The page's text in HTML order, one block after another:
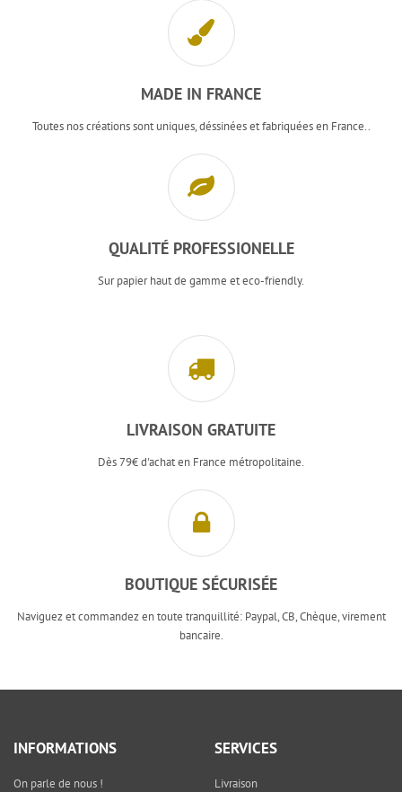
MADE IN FRANCE
Toutes nos créations sont uniques, déssinées et fabriquées en France..
QUALITÉ PROFESSIONELLE
Sur papier haut de gamme et eco-friendly.
LIVRAISON GRATUITE
Dès 79€ d'achat en France métropolitaine.
BOUTIQUE SÉCURISÉE
Naviguez et commandez en toute tranquillité: Paypal, CB, Chèque, virement
bancaire.
INFORMATIONS
On parle de nous !
SERVICES
Livraison